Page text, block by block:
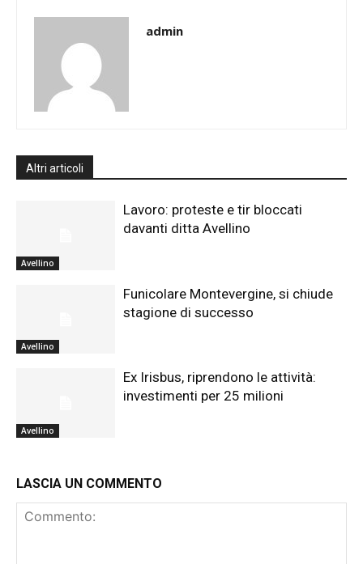
admin
Altri articoli
Avellino
Lavoro: proteste e tir bloccati
davanti ditta Avellino
Avellino
Funicolare Montevergine, si chiude
stagione di successo
Avellino
Ex Irisbus, riprendono le attività:
investimenti per 25 milioni
LASCIA UN COMMENTO